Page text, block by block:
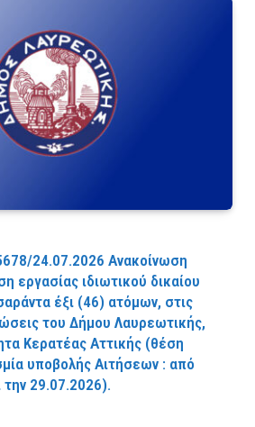
24.07.2026 Ανακοίνωση
εργασίας ιδιωτικού δικαίου
έξι (46) ατόμων, στις
του Δήμου Λαυρεωτικής,
Κερατέας Αττικής (θέση
υποβολής Αιτήσεων : από
29.07.2026).